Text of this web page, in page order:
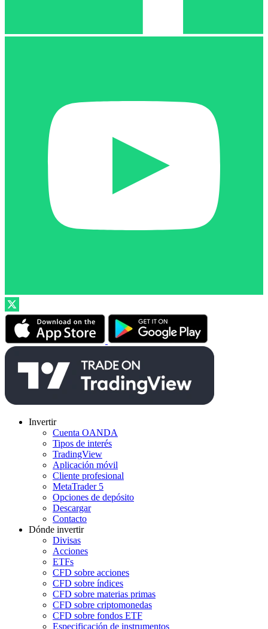
Invertir
Cuenta OANDA
Tipos de interés
TradingView
Aplicación móvil
Cliente profesional
MetaTrader 5
Opciones de depósito
Descargar
Contacto
Dónde invertir
Divisas
Acciones
ETFs
CFD sobre acciones
CFD sobre índices
CFD sobre materias primas
CFD sobre criptomonedas
CFD sobre fondos ETF
Especificación de instrumentos